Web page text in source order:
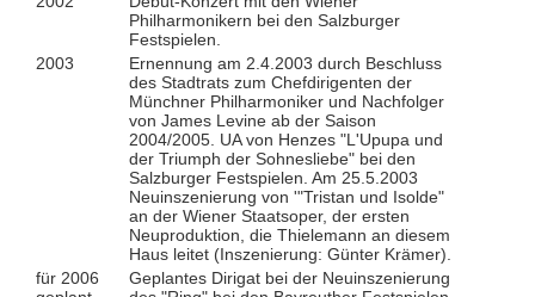
Philharmonikern bei den Salzburger
Festspielen.
2003
Ernennung am 2.4.2003 durch Beschluss
des Stadtrats zum Chefdirigenten der
Münchner Philharmoniker und Nachfolger
von James Levine ab der Saison
2004/2005. UA von Henzes "L'Upupa und
der Triumph der Sohnesliebe" bei den
Salzburger Festspielen. Am 25.5.2003
Neuinszenierung von '"Tristan und Isolde"
an der Wiener Staatsoper, der ersten
Neuproduktion, die Thielemann an diesem
Haus leitet (Inszenierung: Günter Krämer).
für 2006
Geplantes Dirigat bei der Neuinszenierung